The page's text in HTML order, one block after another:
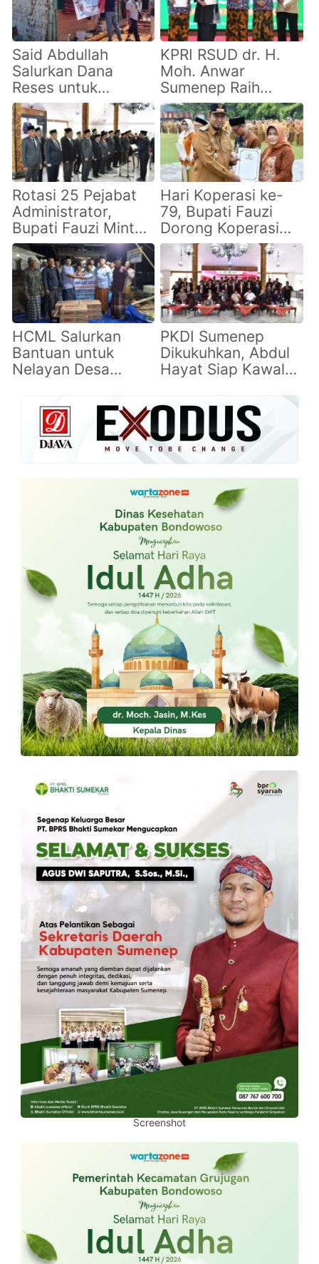
Said Abdullah
Salurkan Dana
Reses untuk
Renovasi RTLH di
Talango,
Prioritaskan Warga
Berpenghasilan
Rendah
KPRI RSUD dr. H.
Moh. Anwar
Sumenep Raih
Predikat Koperasi
Sehat, Bukti Tata
Kelola Profesional
Rotasi 25 Pejabat
Administrator,
Bupati Fauzi Minta
ASN Perkuat
Kolaborasi dan
Tingkatkan
Pelayanan
Masyarakat
Hari Koperasi ke-
79, Bupati Fauzi
Dorong Koperasi
Sumenep Perkuat
Tata Kelola dan
Inovasi
HCML Salurkan
Bantuan untuk
Nelayan Desa
Giligenting
PKDI Sumenep
Dikukuhkan, Abdul
Hayat Siap Kawal
Desa
Screenshot